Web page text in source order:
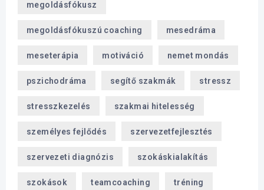
megoldásfókusz
megoldásfókuszú coaching mesedráma
meseterápia motiváció nemet mondás
pszichodráma segítő szakmák stressz
stresszkezelés szakmai hitelesség
személyes fejlődés szervezetfejlesztés
szervezeti diagnózis szokáskialakítás
szokások teamcoaching tréning